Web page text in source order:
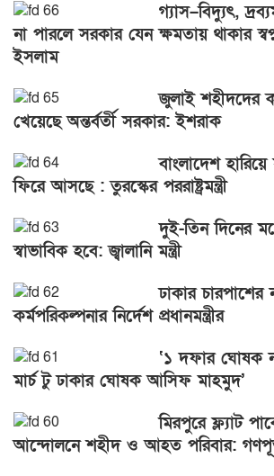
গ্যাস–বিদ্যুৎ,
না পারলে সরকার যেন ক্ষমতায় থাকার
ইসলাম
জুলাই শহীদদের
খেয়েছে অন্তর্বর্তী সরকার: ইশরাক
বাংলাদেশ
ফিরে আসছে : তুরস্কের পররাষ্ট্রমন্ত্রী
দুই-তিন দিনের
স্বাভাবিক হবে: জ্বালানি মন্ত্রী
ঢাকার
কর্মপরিকল্পনার নির্দেশ প্রধানমন্ত্রীর
‘১ দফার ঘোষক
মার্চ টু ঢাকার ঘোষক আসিফ মাহমুদ’
মিরপুরে ফ্ল্যাট
আন্দোলনে শহীদ ও আহত পরিবার: গণপূর্ত